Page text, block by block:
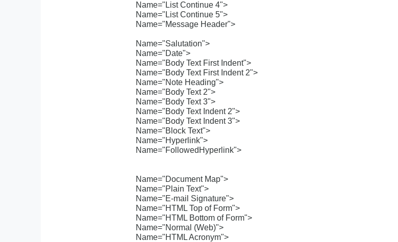
Name="List Continue 4">
Name="List Continue 5">
Name="Message Header">
Name="Salutation">
Name="Date">
Name="Body Text First Indent">
Name="Body Text First Indent 2">
Name="Note Heading">
Name="Body Text 2">
Name="Body Text 3">
Name="Body Text Indent 2">
Name="Body Text Indent 3">
Name="Block Text">
Name="Hyperlink">
Name="FollowedHyperlink">
Name="Document Map">
Name="Plain Text">
Name="E-mail Signature">
Name="HTML Top of Form">
Name="HTML Bottom of Form">
Name="Normal (Web)">
Name="HTML Acronym">